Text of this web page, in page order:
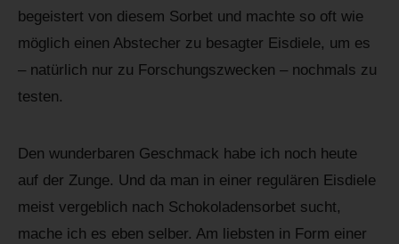
begeistert von diesem Sorbet und machte so oft wie
möglich einen Abstecher zu besagter Eisdiele, um es
– natürlich nur zu Forschungszwecken – nochmals zu
testen.
Den wunderbaren Geschmack habe ich noch heute
auf der Zunge. Und da man in einer regulären Eisdiele
meist vergeblich nach Schokoladensorbet sucht,
mache ich es eben selber. Am liebsten in Form einer